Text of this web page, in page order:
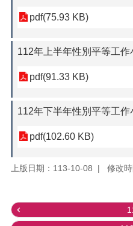
pdf(75.93 KB)
112年上半年性別平等工作
pdf(91.33 KB)
112年下半年性別平等工
pdf(102.60 KB)
上版日期：113-10-08 修改